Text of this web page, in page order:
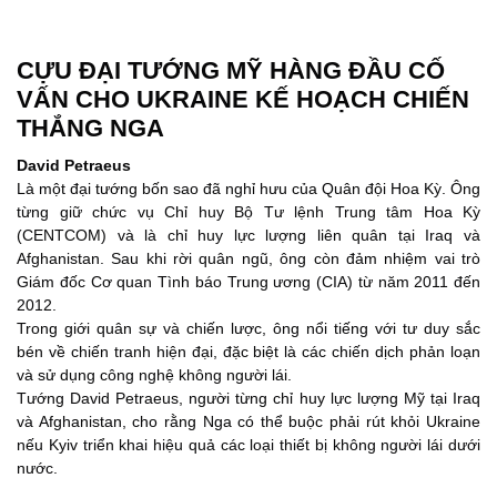
CỰU ĐẠI TƯỚNG MỸ HÀNG ĐẦU CỐ
VẤN CHO UKRAINE KẾ HOẠCH CHIẾN
THẮNG NGA
David Petraeus
Là một đại tướng bốn sao đã nghỉ hưu của Quân đội Hoa Kỳ. Ông
từng giữ chức vụ Chỉ huy Bộ Tư lệnh Trung tâm Hoa Kỳ
(CENTCOM) và là chỉ huy lực lượng liên quân tại Iraq và
Afghanistan. Sau khi rời quân ngũ, ông còn đảm nhiệm vai trò
Giám đốc Cơ quan Tình báo Trung ương (CIA) từ năm 2011 đến
2012.
Trong giới quân sự và chiến lược, ông nổi tiếng với tư duy sắc
bén về chiến tranh hiện đại, đặc biệt là các chiến dịch phản loạn
và sử dụng công nghệ không người lái.
Tướng David Petraeus, người từng chỉ huy lực lượng Mỹ tại Iraq
và Afghanistan, cho rằng Nga có thể buộc phải rút khỏi Ukraine
nếu Kyiv triển khai hiệu quả các loại thiết bị không người lái dưới
nước.